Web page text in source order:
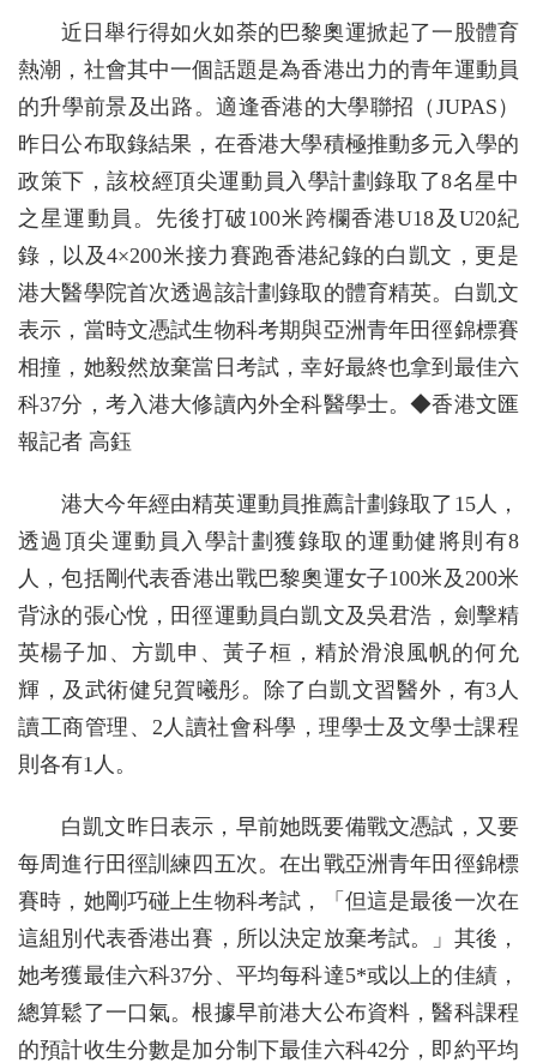
近日舉行得如火如荼的巴黎奧運掀起了一股體育
熱潮，社會其中一個話題是為香港出力的青年運動員
的升學前景及出路。適逢香港的大學聯招（JUPAS）
昨日公布取錄結果，在香港大學積極推動多元入學的
政策下，該校經頂尖運動員入學計劃錄取了8名星中
之星運動員。先後打破100米跨欄香港U18及U20紀
錄，以及4×200米接力賽跑香港紀錄的白凱文，更是
港大醫學院首次透過該計劃錄取的體育精英。白凱文
表示，當時文憑試生物科考期與亞洲青年田徑錦標賽
相撞，她毅然放棄當日考試，幸好最終也拿到最佳六
科37分，考入港大修讀內外全科醫學士。◆香港文匯
報記者 高鈺
港大今年經由精英運動員推薦計劃錄取了15人，
透過頂尖運動員入學計劃獲錄取的運動健將則有8
人，包括剛代表香港出戰巴黎奧運女子100米及200米
背泳的張心悅，田徑運動員白凱文及吳君浩，劍擊精
英楊子加、方凱申、黃子桓，精於滑浪風帆的何允
輝，及武術健兒賀曦彤。除了白凱文習醫外，有3人
讀工商管理、2人讀社會科學，理學士及文學士課程
則各有1人。
白凱文昨日表示，早前她既要備戰文憑試，又要
每周進行田徑訓練四五次。在出戰亞洲青年田徑錦標
賽時，她剛巧碰上生物科考試，「但這是最後一次在
這組別代表香港出賽，所以決定放棄考試。」其後，
她考獲最佳六科37分、平均每科達5*或以上的佳績，
總算鬆了一口氣。根據早前港大公布資料，醫科課程
的預計收生分數是加分制下最佳六科42分，即約平均